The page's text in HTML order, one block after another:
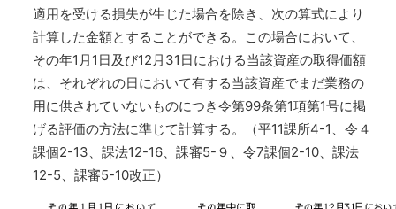
適用を受ける損失が生じた場合を除き、次の算式により
計算した金額とすることができる。この場合において、
その年1月1日及び12月31日における当該資産の取得価額
は、それぞれの日において有する当該資産でまだ業務の
用に供されていないものにつき令第99条第1項第1号に掲
げる評価の方法に準じて計算する。（平11課所4-1、令４
課個2-13、課法12-16、課審5-９、令7課個2-10、課法
12-5、課審5-10改正）